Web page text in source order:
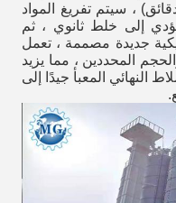
في فترة قصيرة فترة (3-5 دقائق) ، سيتم تفريغ المواد
إلى خلط ثانوي ، ثم
جديدة مصممة ، تعمل
المحددين ، مما يزيد
النهائي المعبأ جيدًا إلى